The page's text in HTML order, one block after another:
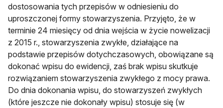
dostosowania tych przepisów w odniesieniu do
uproszczonej formy stowarzyszenia. Przyjęto, że w
terminie 24 miesięcy od dnia wejścia w życie nowelizacji
z 2015 r., stowarzyszenia zwykłe, działające na
podstawie przepisów dotychczasowych, obowiązane są
dokonać wpisu do ewidencji, zaś brak wpisu skutkuje
rozwiązaniem stowarzyszenia zwykłego z mocy prawa.
Do dnia dokonania wpisu, do stowarzyszeń zwykłych
(które jeszcze nie dokonały wpisu) stosuje się (w